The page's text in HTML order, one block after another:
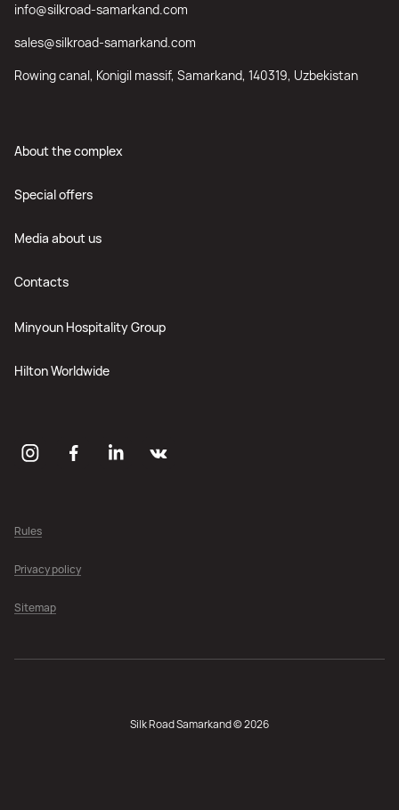
About the complex
Special offers
Media about us
Contacts
Minyoun Hospitality Group
Hilton Worldwide
info@silkroad-samarkand.com
sales@silkroad-samarkand.com
Rowing canal, Konigil massif, Samarkand, 140319, Uzbekistan
Rules
Privacy policy
Sitemap
Silk Road Samarkand © 2026